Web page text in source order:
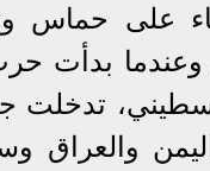
على حماس
وعندما بدأت
تدخلت
والعراق